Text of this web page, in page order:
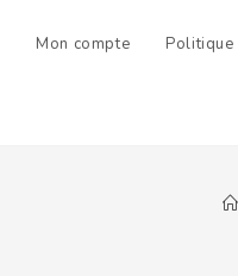
Mon compte Politique